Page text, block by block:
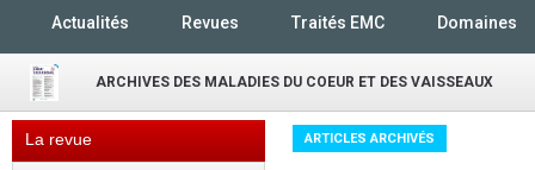
Actualités Revues Traités EMC Domaines
ARCHIVES DES MALADIES DU COEUR ET DES VAISSEAUX
La revue ARTICLES ARCHIVÉS